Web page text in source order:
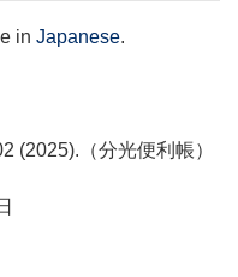
in Japanese.
(2025).（分光便利帳）